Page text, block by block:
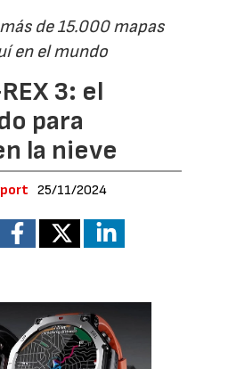
de 15.000 mapas
en el mundo
3: el
para
la nieve
25/11/2024